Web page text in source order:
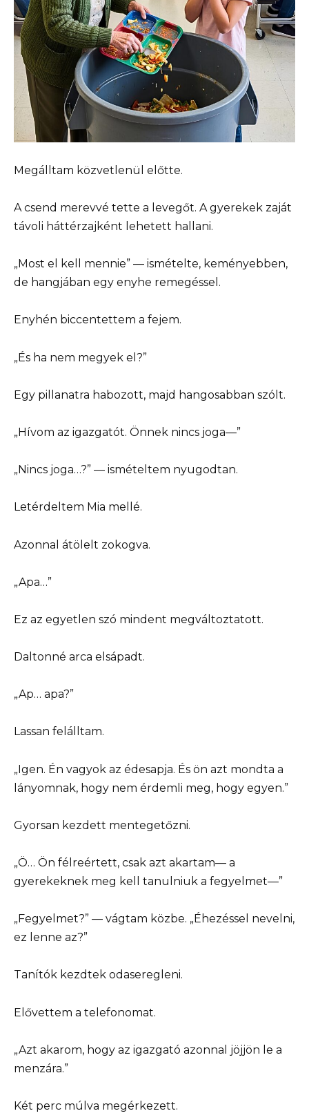
Megálltam közvetlenül előtte.
A csend merevvé tette a levegőt. A gyerekek zaját
távoli háttérzajként lehetett hallani.
„Most el kell mennie” — ismételte, keményebben,
de hangjában egy enyhe remegéssel.
Enyhén biccentettem a fejem.
„És ha nem megyek el?”
Egy pillanatra habozott, majd hangosabban szólt.
„Hívom az igazgatót. Önnek nincs joga—”
„Nincs joga…?” — ismételtem nyugodtan.
Letérdeltem Mia mellé.
Azonnal átölelt zokogva.
„Apa…”
Ez az egyetlen szó mindent megváltoztatott.
Daltonné arca elsápadt.
„Ap… apa?”
Lassan felálltam.
„Igen. Én vagyok az édesapja. És ön azt mondta a
lányomnak, hogy nem érdemli meg, hogy egyen.”
Gyorsan kezdett mentegetőzni.
„Ö… Ön félreértett, csak azt akartam— a
gyerekeknek meg kell tanulniuk a fegyelmet—”
„Fegyelmet?” — vágtam közbe. „Éhezéssel nevelni,
ez lenne az?”
Tanítók kezdtek odaseregleni.
Elővettem a telefonomat.
„Azt akarom, hogy az igazgató azonnal jöjjön le a
menzára.”
Két perc múlva megérkezett.